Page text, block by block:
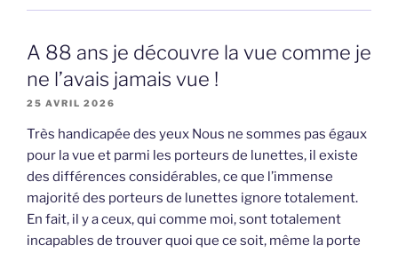
A 88 ans je découvre la vue comme je
ne l’avais jamais vue !
25 AVRIL 2026
Très handicapée des yeux Nous ne sommes pas égaux
pour la vue et parmi les porteurs de lunettes, il existe
des différences considérables, ce que l’immense
majorité des porteurs de lunettes ignore totalement.
En fait, il y a ceux, qui comme moi, sont totalement
incapables de trouver quoi que ce soit, même la porte